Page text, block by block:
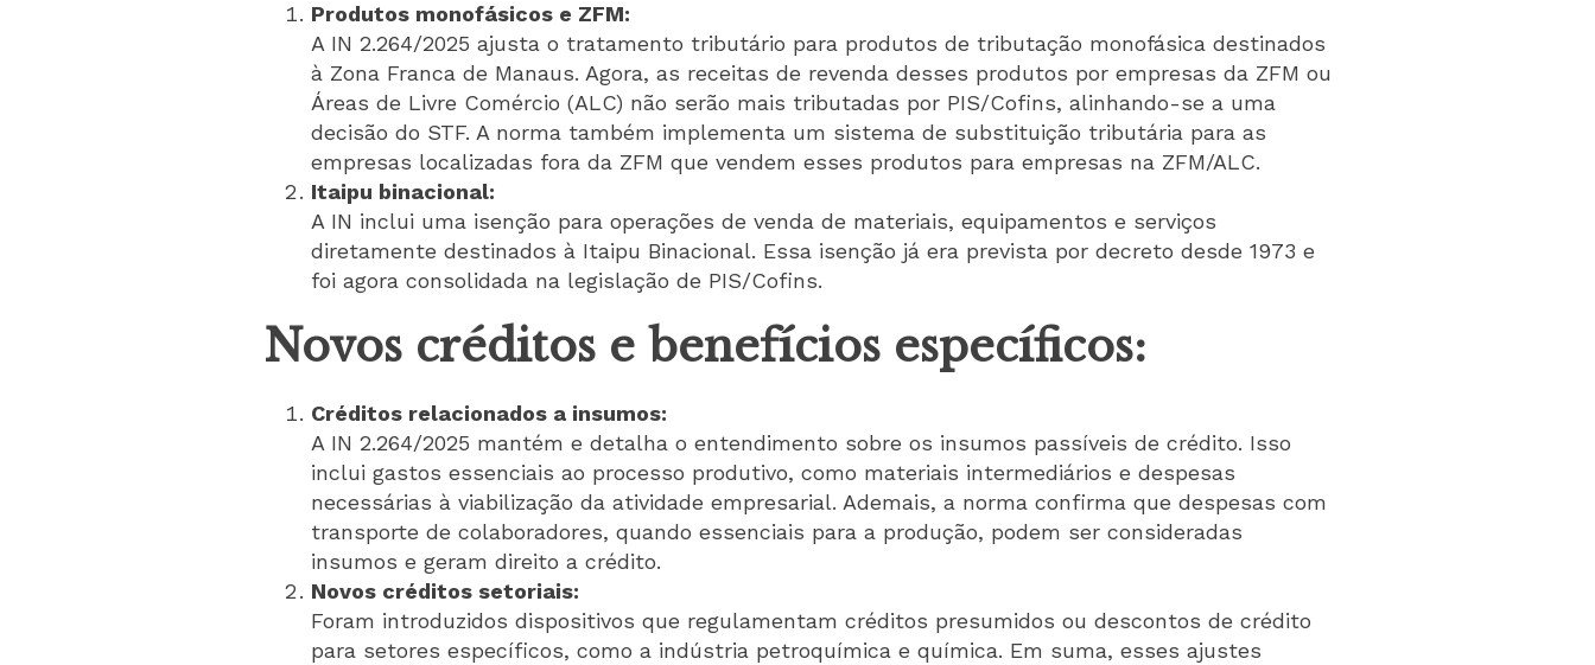
Produtos monofásicos e ZFM:
A IN 2.264/2025 ajusta o tratamento tributário para produtos de tributação monofásica destinados
à Zona Franca de Manaus. Agora, as receitas de revenda desses produtos por empresas da ZFM ou
Áreas de Livre Comércio (ALC) não serão mais tributadas por PIS/Cofins, alinhando-se a uma
decisão do STF. A norma também implementa um sistema de substituição tributária para as
empresas localizadas fora da ZFM que vendem esses produtos para empresas na ZFM/ALC.
Itaipu binacional:
A IN inclui uma isenção para operações de venda de materiais, equipamentos e serviços
diretamente destinados à Itaipu Binacional. Essa isenção já era prevista por decreto desde 1973 e
foi agora consolidada na legislação de PIS/Cofins.
Novos créditos e benefícios específicos:
Créditos relacionados a insumos:
A IN 2.264/2025 mantém e detalha o entendimento sobre os insumos passíveis de crédito. Isso
inclui gastos essenciais ao processo produtivo, como materiais intermediários e despesas
necessárias à viabilização da atividade empresarial. Ademais, a norma confirma que despesas com
transporte de colaboradores, quando essenciais para a produção, podem ser consideradas
insumos e geram direito a crédito.
Novos créditos setoriais:
Foram introduzidos dispositivos que regulamentam créditos presumidos ou descontos de crédito
para setores específicos, como a indústria petroquímica e química. Em suma, esses ajustes